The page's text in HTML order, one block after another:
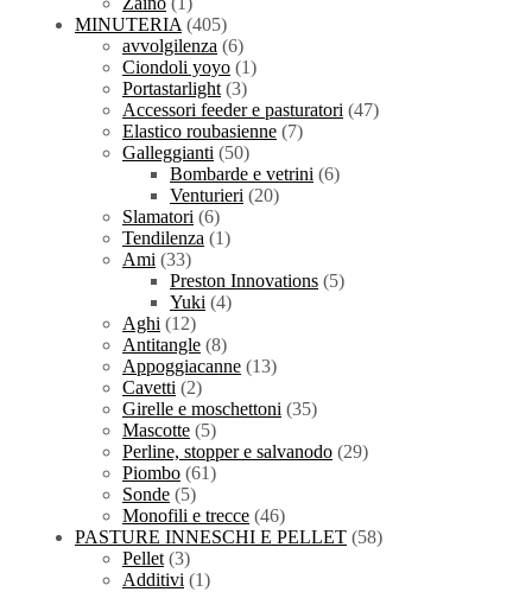
MINUTERIA (405)
avvolgilenza (6)
Ciondoli yoyo (1)
Portastarlight (3)
Accessori feeder e pasturatori (47)
Elastico roubasienne (7)
Galleggianti (50)
Bombarde e vetrini (6)
Venturieri (20)
Slamatori (6)
Tendilenza (1)
Ami (33)
Preston Innovations (5)
Yuki (4)
Aghi (12)
Antitangle (8)
Appoggiacanne (13)
Cavetti (2)
Girelle e moschettoni (35)
Mascotte (5)
Perline, stopper e salvanodo (29)
Piombo (61)
Sonde (5)
Monofili e trecce (46)
PASTURE INNESCHI E PELLET (58)
Pellet (3)
Additivi (1)